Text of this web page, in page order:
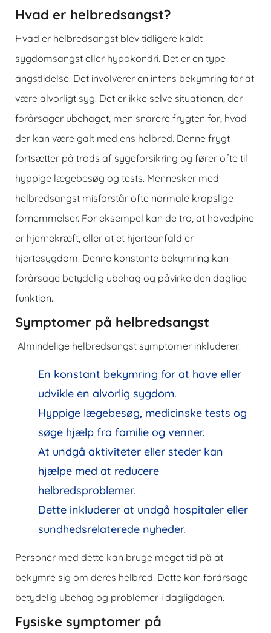
Hvad er helbredsangst?
Hvad er helbredsangst blev tidligere kaldt
sygdomsangst eller hypokondri. Det er en type
angstlidelse. Det involverer en intens bekymring for at
være alvorligt syg. Det er ikke selve situationen, der
forårsager ubehaget, men snarere frygten for, hvad
der kan være galt med ens helbred. Denne frygt
fortsætter på trods af sygeforsikring og fører ofte til
hyppige lægebesøg og tests. Mennesker med
helbredsangst misforstår ofte normale kropslige
fornemmelser. For eksempel kan de tro, at hovedpine
er hjernekræft, eller at et hjerteanfald er
hjertesygdom. Denne konstante bekymring kan
forårsage betydelig ubehag og påvirke den daglige
funktion.
Symptomer på helbredsangst
Almindelige helbredsangst symptomer inkluderer:
En konstant bekymring for at have eller
udvikle en alvorlig sygdom.
Hyppige lægebesøg, medicinske tests og
søge hjælp fra familie og venner.
At undgå aktiviteter eller steder kan
hjælpe med at reducere
helbredsproblemer.
Dette inkluderer at undgå hospitaler eller
sundhedsrelaterede nyheder.
Personer med dette kan bruge meget tid på at
bekymre sig om deres helbred. Dette kan forårsage
betydelig ubehag og problemer i dagligdagen.
Fysiske symptomer på